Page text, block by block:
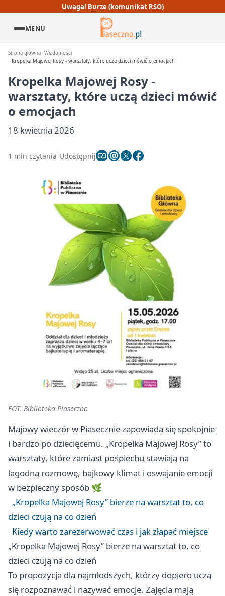
Uwaga! Burze (komunikat RSO)
MENU
Strona główna Wiadomości
Kropelka Majowej Rosy - warsztaty, które uczą dzieci mówić o emocjach
Kropelka Majowej Rosy -
warsztaty, które uczą dzieci mówić
o emocjach
18 kwietnia 2026
1 min czytania Udostępnij
FOT. Biblioteka Piaseczno
Majowy wieczór w Piasecznie zapowiada się spokojnie
i bardzo po dziecięcemu. „Kropelka Majowej Rosy” to
warsztaty, które zamiast pośpiechu stawiają na
łagodną rozmowę, bajkowy klimat i oswajanie emocji
w bezpieczny sposób 🌿
„Kropelka Majowej Rosy” bierze na warsztat to, co
dzieci czują na co dzień
Kiedy warto zarezerwować czas i jak złapać miejsce
„Kropelka Majowej Rosy” bierze na warsztat to, co
dzieci czują na co dzień
To propozycja dla najmłodszych, którzy dopiero uczą
się rozpoznawać i nazywać emocje. Zajęcia mają